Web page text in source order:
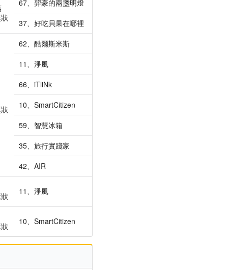
67、羿豪的兩盞明燈
37、好吃貝果在哪裡
62、酷爾斯米斯
11、淨風
66、iTliNk
10、SmartCitizen
59、智慧冰箱
35、旅行實踐家
42、AIR
11、淨風
10、SmartCitizen